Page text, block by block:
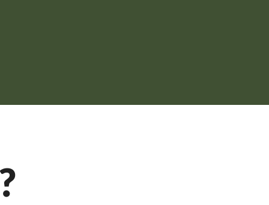
2026
na kreta, jak się pozbyć nieproszonego gościa